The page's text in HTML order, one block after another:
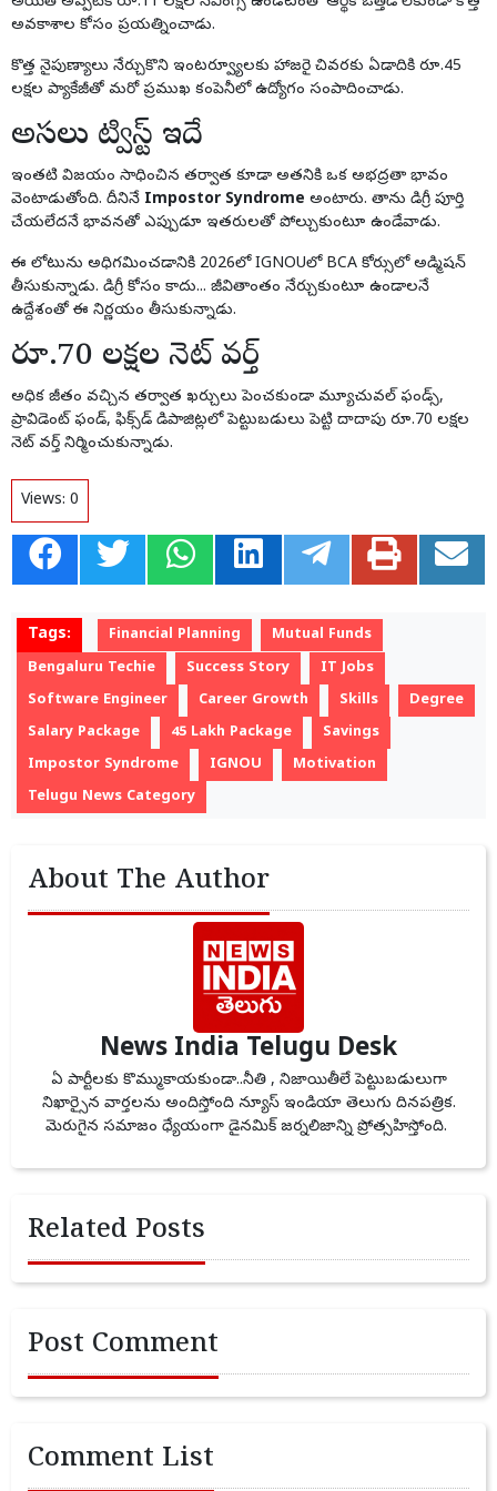
అవకాశాల కోసం ప్రయత్నించాడు.
కొత్త నైపుణ్యాలు నేర్చుకొని ఇంటర్వ్యూలకు హాజరై చివరకు ఏడాదికి రూ.45
లక్షల ప్యాకేజీతో మరో ప్రముఖ కంపెనీలో ఉద్యోగం సంపాదించాడు.
అసలు ట్విస్ట్ ఇదే
ఇంతటి విజయం సాధించిన తర్వాత కూడా అతనికి ఒక అభద్రతా భావం
వెంటాడుతోంది. దీనినే Impostor Syndrome అంటారు. తాను డిగ్రీ పూర్తి
చేయలేదనే భావనతో ఎప్పుడూ ఇతరులతో పోల్చుకుంటూ ఉండేవాడు.
ఈ లోటును అధిగమించడానికి 2026లో IGNOUలో BCA కోర్సులో అడ్మిషన్
తీసుకున్నాడు. డిగ్రీ కోసం కాదు... జీవితాంతం నేర్చుకుంటూ ఉండాలనే
ఉద్దేశంతో ఈ నిర్ణయం తీసుకున్నాడు.
రూ.70 లక్షల నెట్ వర్త్
అధిక జీతం వచ్చిన తర్వాత ఖర్చులు పెంచకుండా మ్యూచువల్ ఫండ్స్,
ప్రావిడెంట్ ఫండ్, ఫిక్స్‌డ్ డిపాజిట్లలో పెట్టుబడులు పెట్టి దాదాపు రూ.70 లక్షల
నెట్ వర్త్ నిర్మించుకున్నాడు.
Views: 0
Tags: Financial Planning
Mutual Funds
Bengaluru Techie
Success Story
IT Jobs
Software Engineer
Career Growth Skills
Degree
Salary Package
45 Lakh Package
Savings
Impostor Syndrome
IGNOU
Motivation
Telugu News Category
About The Author
News India Telugu Desk
ఏ పార్టీలకు కొమ్ముకాయకుండా..నీతి , నిజాయితీలే పెట్టుబడులుగా
నిఖార్సైన వార్తలను అందిస్తోంది న్యూస్ ఇండియా తెలుగు దినపత్రిక.
మెరుగైన సమాజం ధ్యేయంగా డైనమిక్ జర్నలిజాన్ని ప్రోత్సహిస్తోంది.
Related Posts
Post Comment
Comment List